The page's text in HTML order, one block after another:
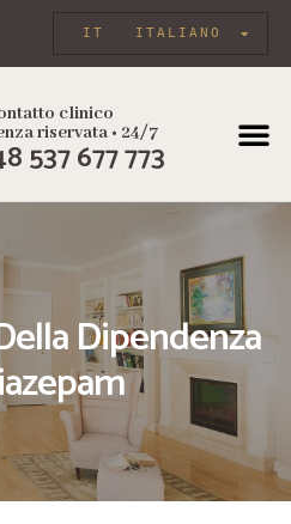
ITALIANO
IT
clinico
riservata • 24/7
537 677 773
Dipendenza